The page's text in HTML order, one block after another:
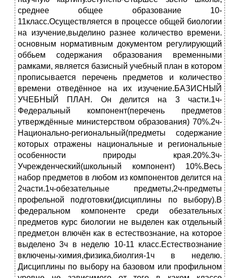
среднее общее образование 10-
11класс.Осуществляется в процессе общей биологии
на изучение,выделино разнее количество времени.
основным нормативным документом регулирующий
оббьем содержания образования временными
рамками, является базисный учебный план в котором
прописывается перечень предметов и количество
времени отведённое на их изучение.БАЗИСНЫЙ
УЧЕБНЫЙ ПЛАН. Он делится на 3 части.1ч-
Федеральный компонент(перечень предметов
утверждённые министерством образования) 70%.2ч-
Национально-региональный(предметы содержание
которых отражены национальные и региональные
особенности природы края.20%.3ч-
Учрежденческий(школьный компонент) 10%.Весь
набор предметов в любом из компонентов делится на
2части.1ч-обезательные предметы,2ч-предметы
профельной подготовки(дисциплины по выбору).В
федеральном компоненте среди обезательных
предметов курс биологии не выделен как отдельный
предмет,он влючён как в естествознание, на которое
выделено 3ч в неделю 10-11 класс.Естествознание
включены-химия,физика,биолгия-1ч в неделю.
Дисциплины по выбору на базовом или профильном